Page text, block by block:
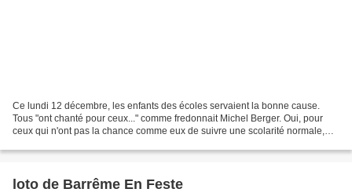
Ce lundi 12 décembre, les enfants des écoles servaient la bonne cause.
Tous "ont chanté pour ceux..." comme fredonnait Michel Berger. Oui, pour
ceux qui n'ont pas la chance comme eux de suivre une scolarité normale,
loto de Barrême En Feste